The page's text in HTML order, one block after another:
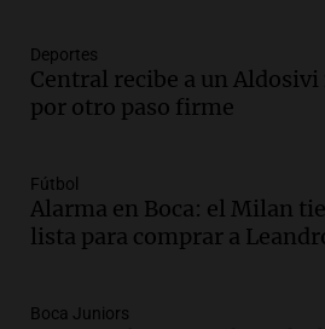
Episodios
Audio. La inflación en
alcanza el 2,9% en
Panorama Federal
Episodios
Audio.Descuentos de
Panorama Federal
Deportes
Central recibe a un Aldosivi
por otro paso firme
Fútbol
Alarma en Boca: el Milan
lista para comprar a
Boca Juniors